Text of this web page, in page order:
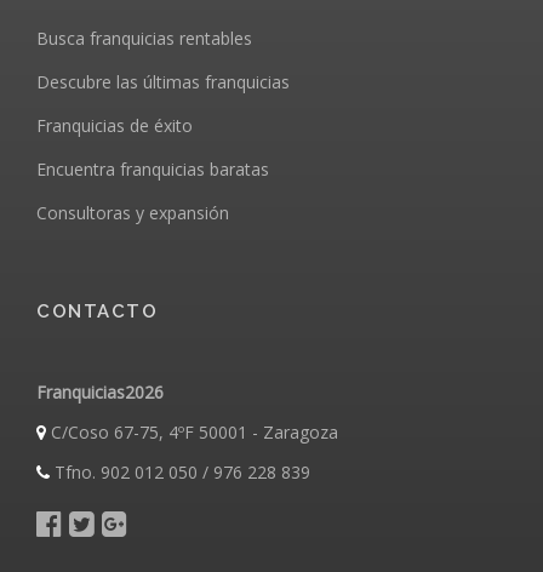
Busca franquicias rentables
Descubre las últimas franquicias
Franquicias de éxito
Encuentra franquicias baratas
Consultoras y expansión
CONTACTO
Franquicias2026
C/Coso 67-75, 4ºF 50001 - Zaragoza
Tfno. 902 012 050 / 976 228 839